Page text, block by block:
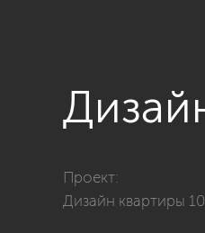
Проект:
Дизайн квартиры